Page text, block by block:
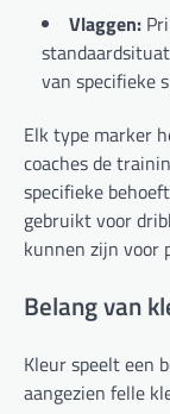
Vlaggen:
van specifieke
Elk type marker
coaches de
specifieke
gebruikt voor
kunnen zijn voor
Belang van
Kleur speelt een
aangezien felle